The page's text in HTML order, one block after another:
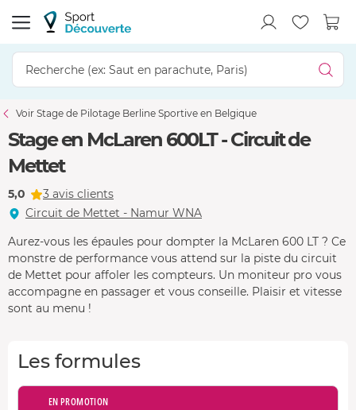
Voir Stage de Pilotage Berline Sportive en Belgique
Stage en McLaren 600LT - Circuit de
Mettet
5,0
3 avis clients
Circuit de Mettet - Namur WNA
Aurez-vous les épaules pour dompter la McLaren 600 LT ? Ce
monstre de performance vous attend sur la piste du circuit
de Mettet pour affoler les compteurs. Un moniteur pro vous
accompagne en passager et vous conseille. Plaisir et vitesse
sont au menu !
Les formules
EN PROMOTION